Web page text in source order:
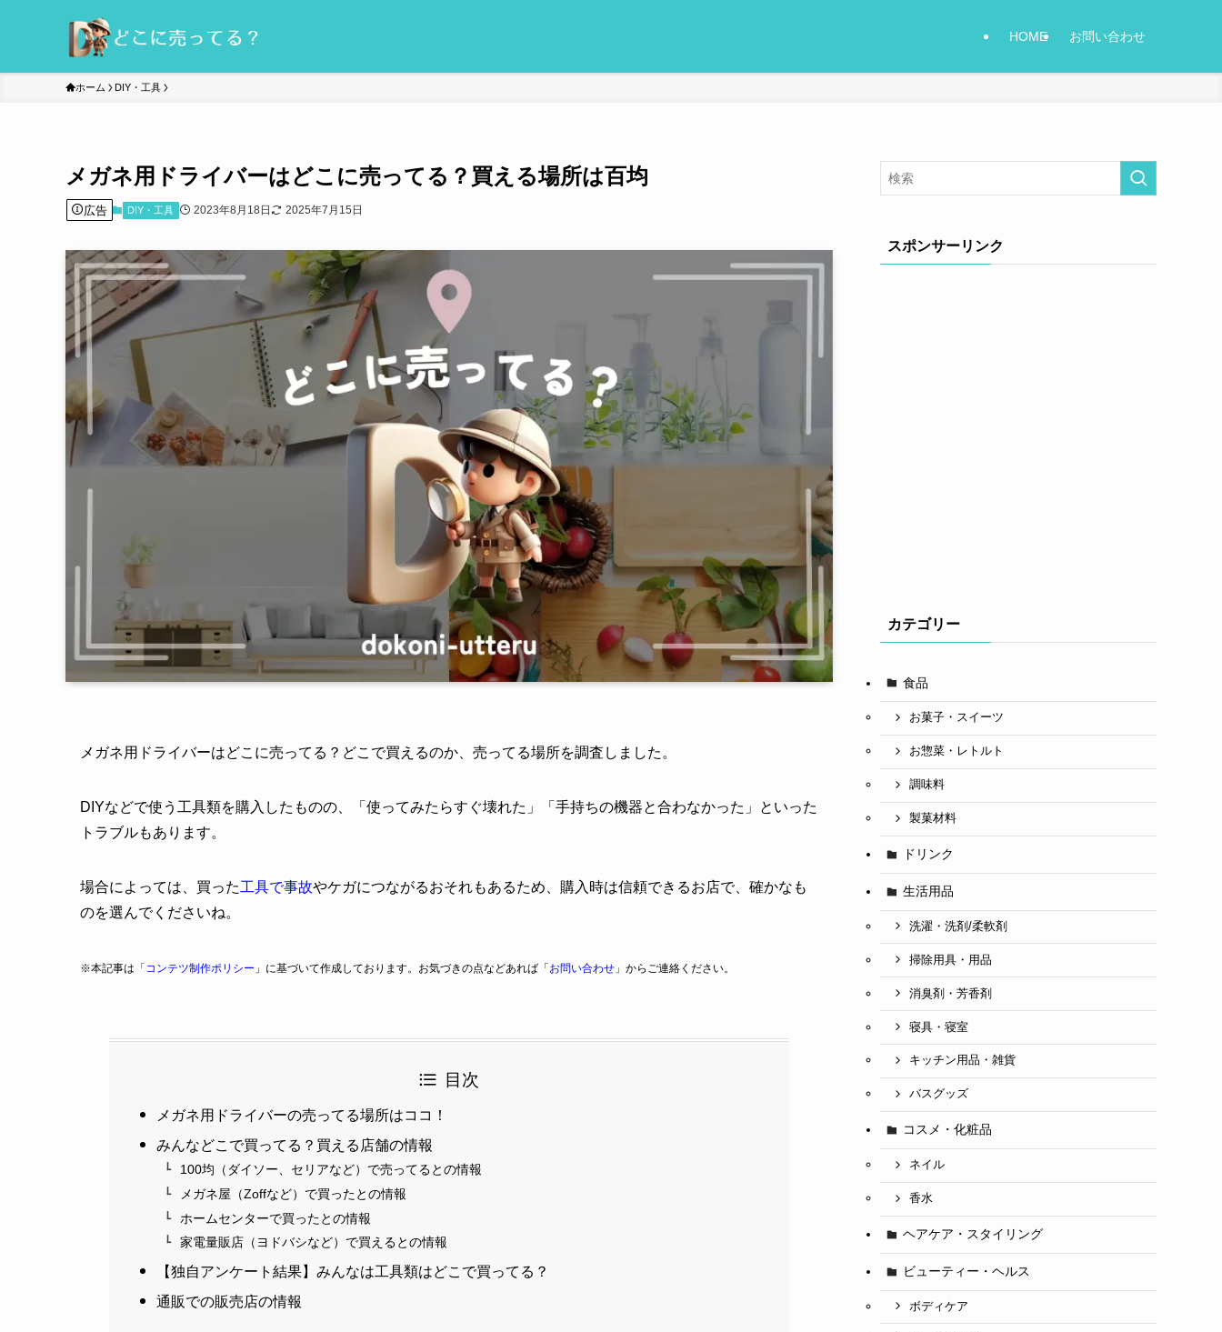
HOME お問い合わせ
ホーム DIY・工具
メガネ用ドライバーはどこに売ってる？買える場所は百均
広告 DIY・工具 2023年8月18日 2025年7月15日
メガネ用ドライバーはどこに売ってる？どこで買えるのか、売ってる場所を調査しました。
DIYなどで使う工具類を購入したものの、「使ってみたらすぐ壊れた」「手持ちの機器と合わなかった」といった
トラブルもあります。
場合によっては、買った工具で事故やケガにつながるおそれもあるため、購入時は信頼できるお店で、確かなも
のを選んでくださいね。
※本記事は「 コンテツ制作ポリシー 」に基づいて作成しております。お気づきの点などあれば「 お問い合わせ 」からご連絡ください。
目次
メガネ用ドライバーの売ってる場所はココ！
みんなどこで買ってる？買える店舗の情報
100均（ダイソー、セリアなど）で売ってるとの情報
メガネ屋（Zoffなど）で買ったとの情報
ホームセンターで買ったとの情報
家電量販店（ヨドバシなど）で買えるとの情報
【独自アンケート結果】みんなは工具類はどこで買ってる？
通販での販売店の情報
スポンサーリンク
カテゴリー
食品
お菓子・スイーツ
お惣菜・レトルト
調味料
製菓材料
ドリンク
生活用品
洗濯・洗剤/柔軟剤
掃除用具・用品
消臭剤・芳香剤
寝具・寝室
キッチン用品・雑貨
バスグッズ
コスメ・化粧品
ネイル
香水
ヘアケア・スタイリング
ビューティー・ヘルス
ボディケア